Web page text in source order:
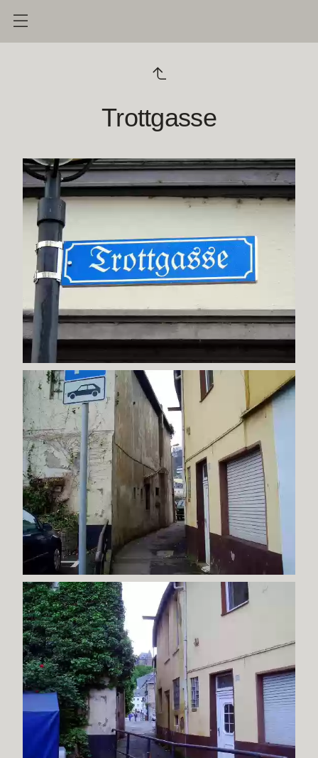
Trottgasse